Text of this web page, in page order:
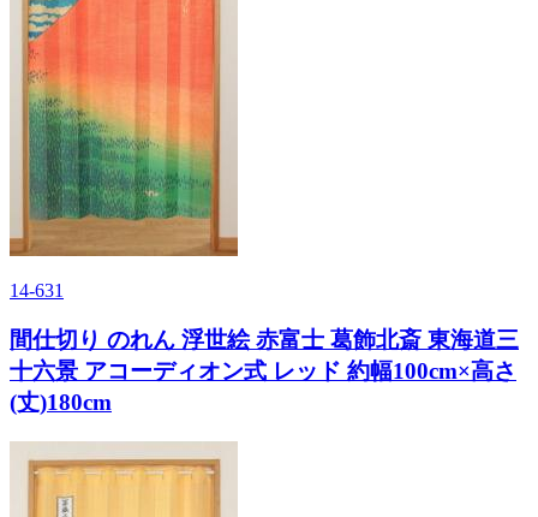
14-631
間仕切り のれん 浮世絵 赤富士 葛飾北斎 東海道三
十六景 アコーディオン式 レッド 約幅100cm×高さ
(丈)180cm